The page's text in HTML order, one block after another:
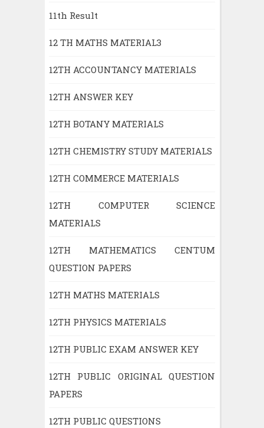
11th Result
12 TH MATHS MATERIAL3
12TH ACCOUNTANCY MATERIALS
12TH ANSWER KEY
12TH BOTANY MATERIALS
12TH CHEMISTRY STUDY MATERIALS
12TH COMMERCE MATERIALS
12TH COMPUTER SCIENCE
MATERIALS
12TH MATHEMATICS CENTUM
QUESTION PAPERS
12TH MATHS MATERIALS
12TH PHYSICS MATERIALS
12TH PUBLIC EXAM ANSWER KEY
12TH PUBLIC ORIGINAL QUESTION
PAPERS
12TH PUBLIC QUESTIONS